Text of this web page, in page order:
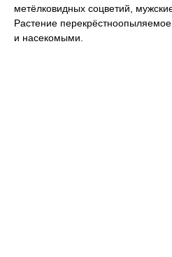
метёлковидных соцветий,
Растение перекрёстноопыляемое,
и насекомыми.